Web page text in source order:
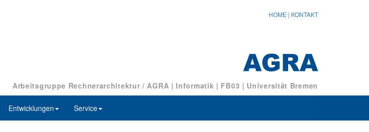
HOME | KONTAKT
Arbeitsgruppe Rechnerarchitektur / AGRA | Informatik | FB03 | Universität Bremen
Entwicklungen Service